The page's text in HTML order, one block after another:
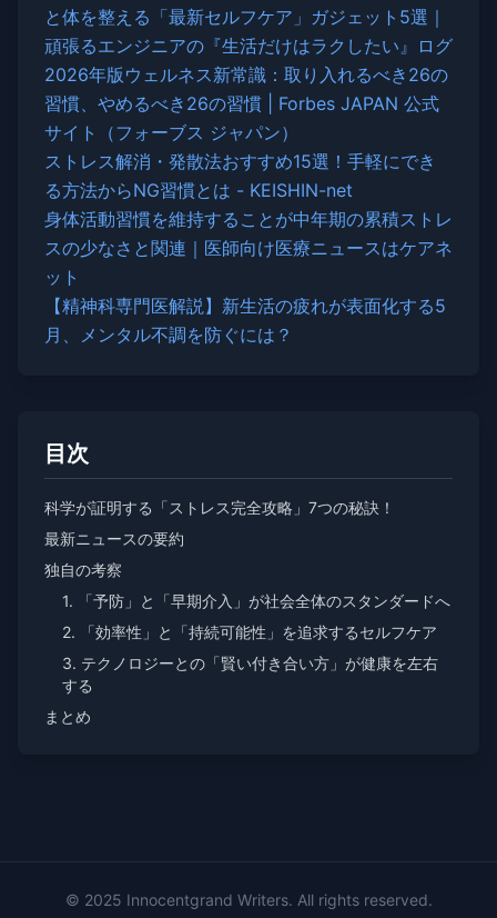
と体を整える「最新セルフケア」ガジェット5選｜
頑張るエンジニアの『生活だけはラクしたい』ログ
2026年版ウェルネス新常識：取り入れるべき26の
習慣、やめるべき26の習慣 | Forbes JAPAN 公式
サイト（フォーブス ジャパン）
ストレス解消・発散法おすすめ15選！手軽にでき
る方法からNG習慣とは - KEISHIN-net
身体活動習慣を維持することが中年期の累積ストレ
スの少なさと関連｜医師向け医療ニュースはケアネ
ット
【精神科専門医解説】新生活の疲れが表面化する5
月、メンタル不調を防ぐには？
目次
科学が証明する「ストレス完全攻略」7つの秘訣！
最新ニュースの要約
独自の考察
1. 「予防」と「早期介入」が社会全体のスタンダードへ
2. 「効率性」と「持続可能性」を追求するセルフケア
3. テクノロジーとの「賢い付き合い方」が健康を左右
する
まとめ
© 2025 Innocentgrand Writers. All rights reserved.